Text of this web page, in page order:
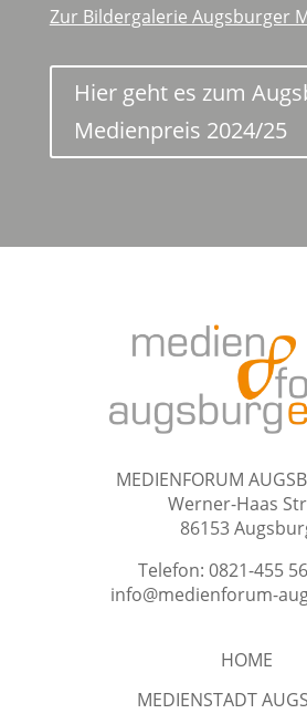
Zur Bildergalerie Augsburger
Hier geht es zum
Medienpreis 2024/25
MEDIENFORUM
Werner-Haas
86153
Telefon: 0821-455
info@medienforum-
HOME
MEDIENSTADT